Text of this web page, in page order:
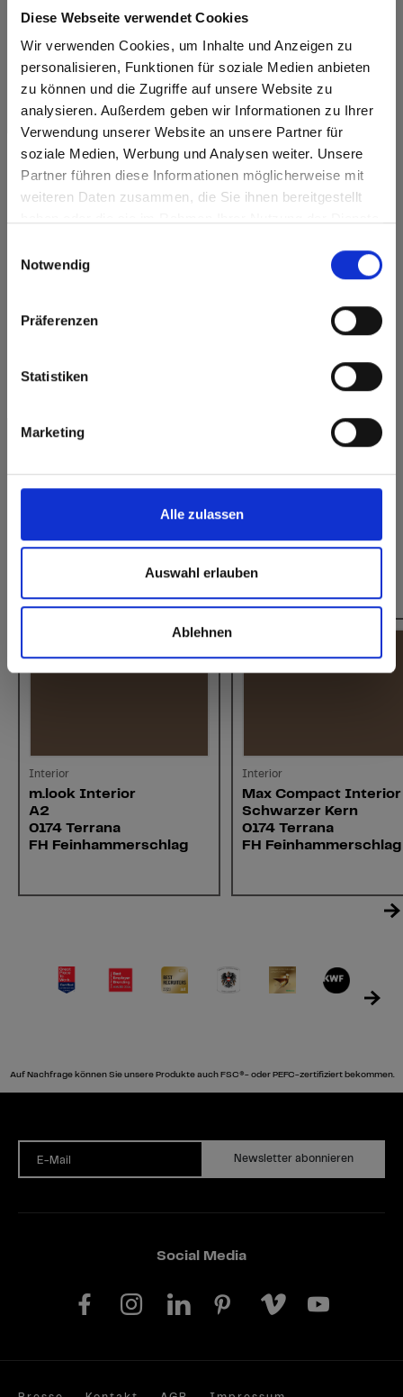
Diese Webseite verwendet Cookies
Wir verwenden Cookies, um Inhalte und Anzeigen zu
personalisieren, Funktionen für soziale Medien anbieten
zu können und die Zugriffe auf unsere Website zu
analysieren. Außerdem geben wir Informationen zu Ihrer
Verwendung unserer Website an unsere Partner für
soziale Medien, Werbung und Analysen weiter. Unsere
Partner führen diese Informationen möglicherweise mit
weiteren Daten zusammen, die Sie ihnen bereitgestellt
Notwendig
Präferenzen
Statistiken
Marketing
Alle zulassen
Auswahl erlauben
Ablehnen
sr.modal is not closeable
Are you based in the Vereinigte
Staaten?
rest of the world!
Leicht zu reinigen Schlagzäh
Kratzfest Lösungsmittelbeständig
Langlebig
Splitterfrei schneiden,
einfach zu verkleben
Interior
m.look Interior
A2
0174 Terrana
FH Feinhammerschlag
Interior
Max Compact Interior
Schwarzer Kern
0174 Terrana
FH Feinhammerschlag
Auf Nachfrage können Sie unsere Produkte auch FSC®- oder PEFC-zertifiziert bekommen.
E-Mail Newsletter abonnieren
Social Media